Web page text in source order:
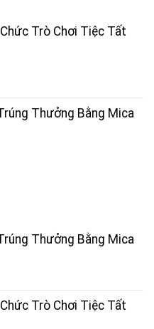
Trò Chơi Tiệc Tất
Thưởng Bằng Mica
Thưởng Bằng Mica
Trò Chơi Tiệc Tất